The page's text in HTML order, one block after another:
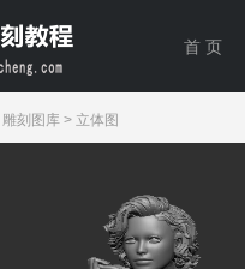
首 页
雕刻图库> 立体图